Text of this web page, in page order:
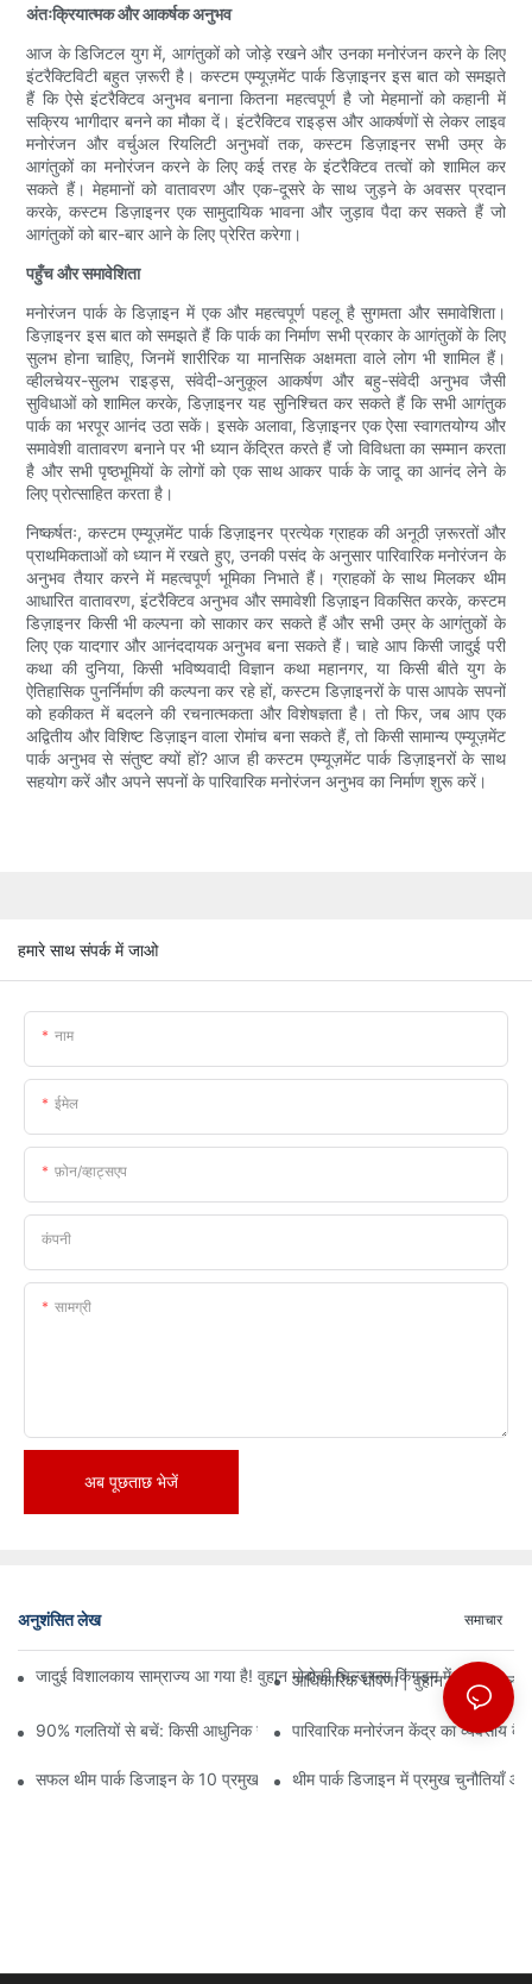
अंतःक्रियात्मक और आकर्षक अनुभव
आज के डिजिटल युग में, आगंतुकों को जोड़े रखने और उनका मनोरंजन करने के लिए
इंटरैक्टिविटी बहुत ज़रूरी है। कस्टम एम्यूज़मेंट पार्क डिज़ाइनर इस बात को समझते
हैं कि ऐसे इंटरैक्टिव अनुभव बनाना कितना महत्वपूर्ण है जो मेहमानों को कहानी में
सक्रिय भागीदार बनने का मौका दें। इंटरैक्टिव राइड्स और आकर्षणों से लेकर लाइव
मनोरंजन और वर्चुअल रियलिटी अनुभवों तक, कस्टम डिज़ाइनर सभी उम्र के
आगंतुकों का मनोरंजन करने के लिए कई तरह के इंटरैक्टिव तत्वों को शामिल कर
सकते हैं। मेहमानों को वातावरण और एक-दूसरे के साथ जुड़ने के अवसर प्रदान
करके, कस्टम डिज़ाइनर एक सामुदायिक भावना और जुड़ाव पैदा कर सकते हैं जो
आगंतुकों को बार-बार आने के लिए प्रेरित करेगा।
पहुँच और समावेशिता
मनोरंजन पार्क के डिज़ाइन में एक और महत्वपूर्ण पहलू है सुगमता और समावेशिता।
डिज़ाइनर इस बात को समझते हैं कि पार्क का निर्माण सभी प्रकार के आगंतुकों के लिए
सुलभ होना चाहिए, जिनमें शारीरिक या मानसिक अक्षमता वाले लोग भी शामिल हैं।
व्हीलचेयर-सुलभ राइड्स, संवेदी-अनुकूल आकर्षण और बहु-संवेदी अनुभव जैसी
सुविधाओं को शामिल करके, डिज़ाइनर यह सुनिश्चित कर सकते हैं कि सभी आगंतुक
पार्क का भरपूर आनंद उठा सकें। इसके अलावा, डिज़ाइनर एक ऐसा स्वागतयोग्य और
समावेशी वातावरण बनाने पर भी ध्यान केंद्रित करते हैं जो विविधता का सम्मान करता
है और सभी पृष्ठभूमियों के लोगों को एक साथ आकर पार्क के जादू का आनंद लेने के
लिए प्रोत्साहित करता है।
निष्कर्षतः, कस्टम एम्यूज़मेंट पार्क डिज़ाइनर प्रत्येक ग्राहक की अनूठी ज़रूरतों और
प्राथमिकताओं को ध्यान में रखते हुए, उनकी पसंद के अनुसार पारिवारिक मनोरंजन के
अनुभव तैयार करने में महत्वपूर्ण भूमिका निभाते हैं। ग्राहकों के साथ मिलकर थीम
आधारित वातावरण, इंटरैक्टिव अनुभव और समावेशी डिज़ाइन विकसित करके, कस्टम
डिज़ाइनर किसी भी कल्पना को साकार कर सकते हैं और सभी उम्र के आगंतुकों के
लिए एक यादगार और आनंददायक अनुभव बना सकते हैं। चाहे आप किसी जादुई परी
कथा की दुनिया, किसी भविष्यवादी विज्ञान कथा महानगर, या किसी बीते युग के
ऐतिहासिक पुनर्निर्माण की कल्पना कर रहे हों, कस्टम डिज़ाइनरों के पास आपके सपनों
को हकीकत में बदलने की रचनात्मकता और विशेषज्ञता है। तो फिर, जब आप एक
अद्वितीय और विशिष्ट डिज़ाइन वाला रोमांच बना सकते हैं, तो किसी सामान्य एम्यूज़मेंट
पार्क अनुभव से संतुष्ट क्यों हों? आज ही कस्टम एम्यूज़मेंट पार्क डिज़ाइनरों के साथ
सहयोग करें और अपने सपनों के पारिवारिक मनोरंजन अनुभव का निर्माण शुरू करें।
हमारे साथ संपर्क में जाओ
नाम
ईमेल
फ़ोन/व्हाट्सएप
कंपनी
सामग्री
अब पूछताछ भेजें
अनुशंसित लेख समाचार
जादुई विशालकाय साम्राज्य आ गया है! वुहान मोदोकी चिल्ड्रन्स किंगडम में तीन
आधिकारिक घोषणा | वुहान मोदोकी
90% गलतियों से बचें: किसी आधुनिक खेल केंद्र में निवेश करते समय, योजना और
पारिवारिक मनोरंजन केंद्र का व्यवसाय
सफल थीम पार्क डिजाइन के 10 प्रमुख सिद्धांतथीम पार्क डिजाइन में प्रमुख चुनौतियाँ